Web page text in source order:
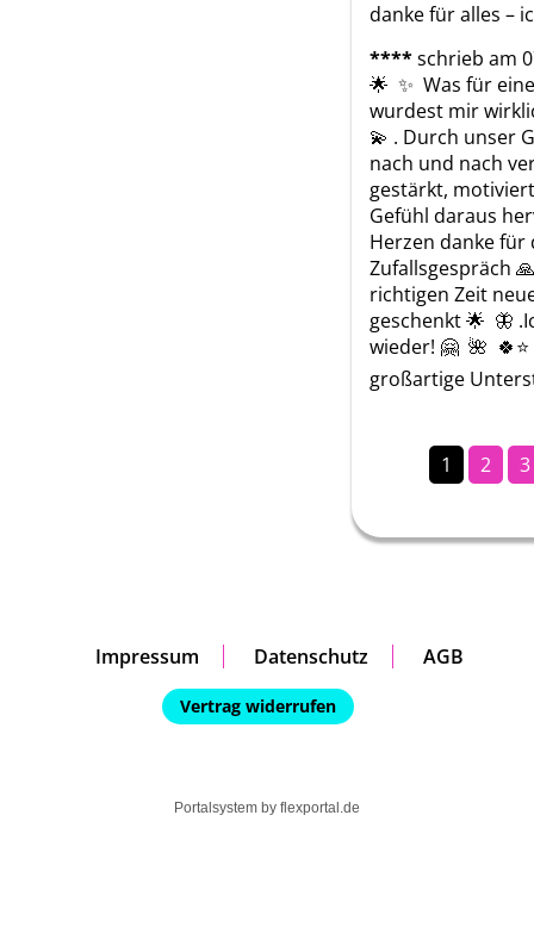
danke für alles –
****schrieb am
🌟  ✨  Was für
wurdest mir
💫 . Durch unser
nach und nach
gestärkt,
Gefühl daraus
Herzen danke für
Zufallsgespräch
richtigen Zeit
geschenkt 🌟  🦋
wieder! 🤗  🌺  🍀⭐
großartige
1 2 3
Impressum Datenschutz AGB
Vertrag widerrufen
Portalsystem by flexportal.de